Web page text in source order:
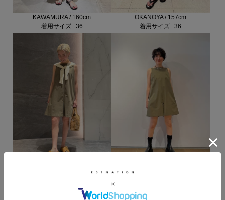
KAWAMURA / 160cm
着用サイズ : 36
OKANOYA / 157cm
着用サイズ : 36